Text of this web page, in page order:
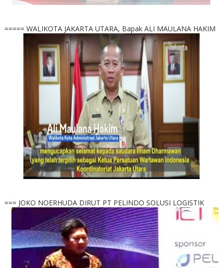
===== WALIKOTA JAKARTA UTARA, Bapak ALI MAULANA HAKIM
=== JOKO NOERHUDA DIRUT PT PELINDO SOLUSI LOGISTIK